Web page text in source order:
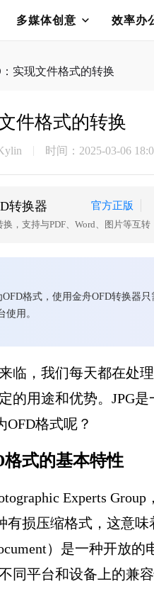
多媒体创意 效率办
：实现文件格式的转换
件格式的转换
时间：2025-03-06
转换器 官方正版
换，支持与PDF、Word、图片等互转
格式，使用金舟OFD转换器
用。
临，我们每天都在处
的用途和优势。JPG
OFD格式呢？
式的基本特性
Experts
有损压缩格式，这意
）是一种开放
同平台和设备上的兼